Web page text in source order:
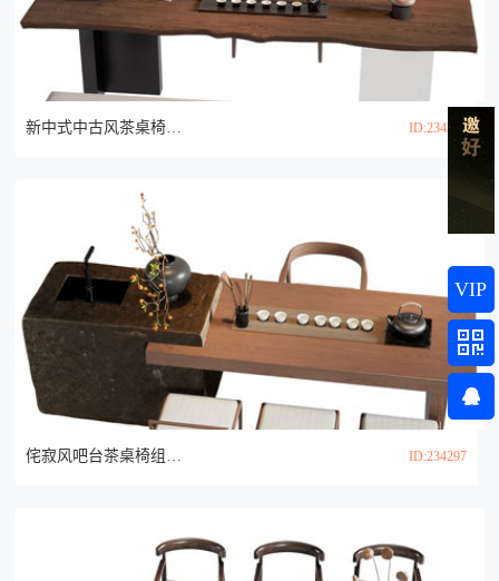
新中式中古风茶桌椅组合3d模型 ID:234328
侘寂风吧台茶桌椅组合3d模型 ID:234297
VIP